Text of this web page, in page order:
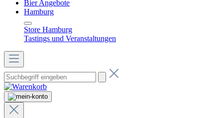
Bier Angebote
Hamburg
Store Hamburg
Tastings und Veranstaltungen